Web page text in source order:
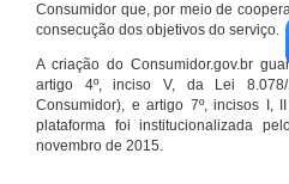
Consumidor que, por meio de
consecução dos objetivos do serviço.
A criação do Consumidor.gov.br
artigo 4º, inciso V, da Lei
Consumidor), e artigo 7º, incisos I,
plataforma foi institucionalizada
novembro de 2015.